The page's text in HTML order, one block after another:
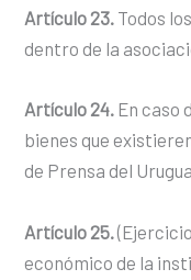
Artículo 23. Todos
dentro de la
Artículo 24. En caso
bienes que
de Prensa del
Artículo 25.
económico de la